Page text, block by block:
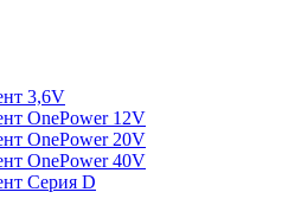
3,6V
OnePower 12V
OnePower 20V
OnePower 40V
Серия D